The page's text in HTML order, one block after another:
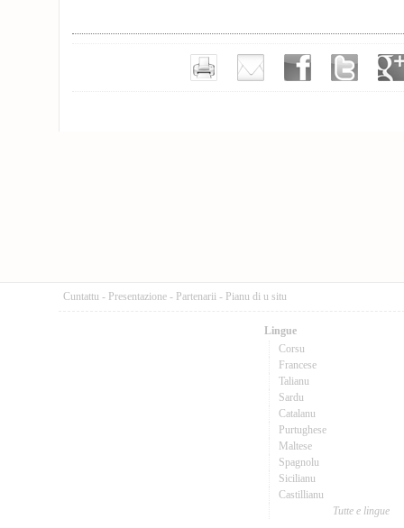
Cuntattu - Presentazione - Partenarii - Pianu di u situ
Lingue
Corsu
Francese
Talianu
Sardu
Catalanu
Purtughese
Maltese
Spagnolu
Sicilianu
Castillianu
Tutte e lingue